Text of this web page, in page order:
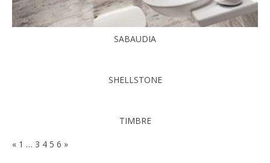
SABAUDIA
SHELLSTONE
TIMBRE
« 1 … 3 4 5 6 »